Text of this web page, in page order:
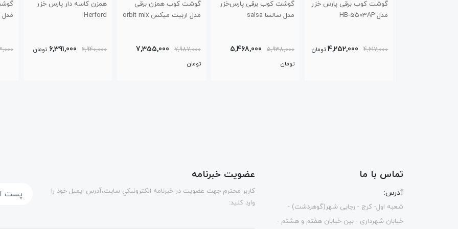
گوشت کوب برقی پارس‌خزر
مدل سالسا salsa
5,938,000
5,468,000
گوشت کوب همزن برقی
مدل اربیت میکس orbit mix
7,987,000
7,355,000
تومان
همزن کاسه دار پارس خزر
Herford
6,940,000
6,391,000 تومان
گوشت کوب برقی پارس خزر
مدل HB-5501AP
2,993,000
2,756,000 تومان
مدل HB-5503AP
تماس با ما
آدرس:
شعبه اول- کرج - رجایی شهر(گوهردشت) -
خیابان شهرداری - بین خیابان هفتم و هشتم -
عضویت خبرنامه
كاربر محترم جهت عضويت در خبرنامه الكترونيكي سايت،آدرس ایمیل خود را
وارد کنید: